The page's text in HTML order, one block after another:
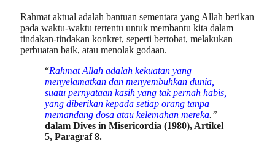
Rahmat aktual adalah bantuan sementara yang Allah berikan
pada waktu-waktu tertentu untuk membantu kita dalam
tindakan-tindakan konkret, seperti bertobat, melakukan
perbuatan baik, atau menolak godaan.
“Rahmat Allah adalah kekuatan yang
menyelamatkan dan menyembuhkan dunia,
suatu pernyataan kasih yang tak pernah habis,
yang diberikan kepada setiap orang tanpa
memandang dosa atau kelemahan mereka.”
dalam Dives in Misericordia (1980), Artikel
5, Paragraf 8.